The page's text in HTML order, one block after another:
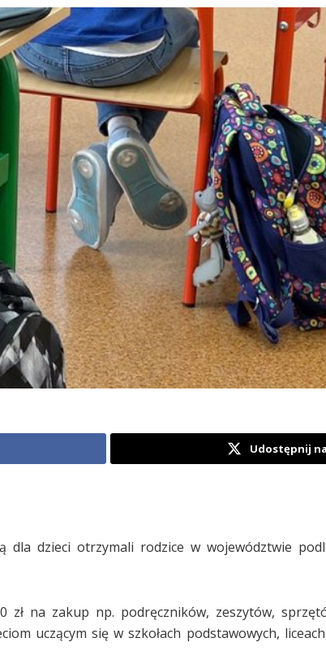
Udostępnij
dla dzieci otrzymali rodzice w województwie
zł na zakup np. podręczników, zeszytów,
uczącym się w szkołach podstawowych,